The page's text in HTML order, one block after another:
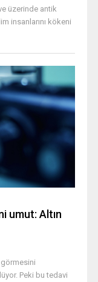
üzerinde antik
insanlarını kökeni
umut: Altın
görmesini
Peki bu tedavi